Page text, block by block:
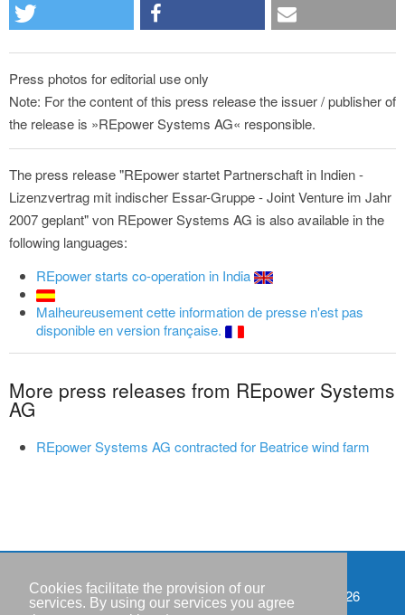
Cookies facilitate the provision of our
services. By using our services you agree
Press photos for editorial use only
Note: For the content of this press release the issuer / publisher of
the release is »REpower Systems AG« responsible.
The press release "REpower startet Partnerschaft in Indien -
Lizenzvertrag mit indischer Essar-Gruppe - Joint Venture im Jahr
2007 geplant" von REpower Systems AG is also available in the
following languages:
REpower starts co-operation in India
Malheureusement cette information de presse n'est pas
disponible en version française.
More press releases from REpower Systems
AG
REpower Systems AG contracted for Beatrice wind farm
Events
Copyright © IWR 2026